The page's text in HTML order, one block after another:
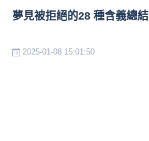
夢見被拒絕的28 種含義總結
2025-01-08 15:01:50